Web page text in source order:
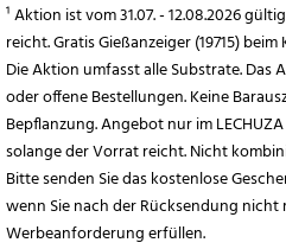
¹ Aktion ist vom 31.07. - 12.08.2026
reicht. Gratis Gießanzeiger (19715)
Die Aktion umfasst alle Substrate.
oder offene Bestellungen. Keine
Bepflanzung. Angebot nur im
solange der Vorrat reicht. Nicht
Bitte senden Sie das kostenlose
wenn Sie nach der Rücksendung
Werbeanforderung erfüllen.